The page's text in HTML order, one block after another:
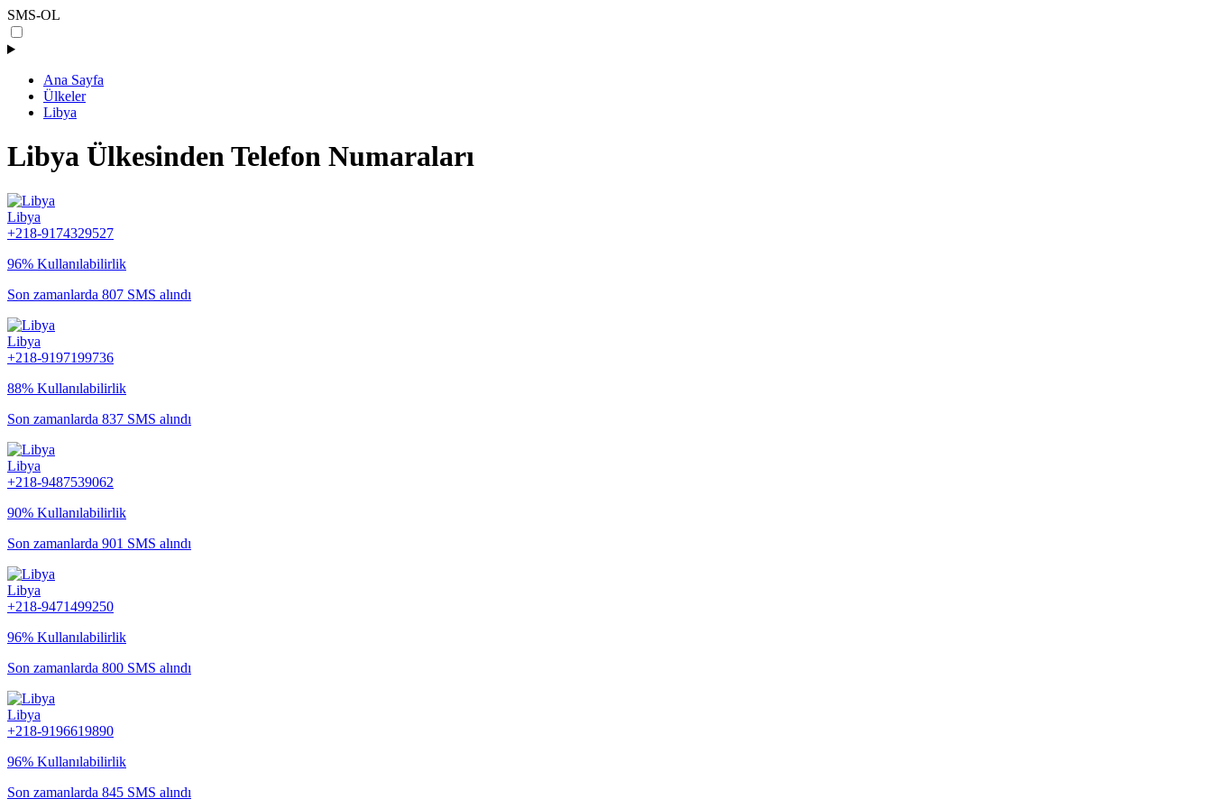
SMS-OL
Ana Sayfa
Ülkeler
Libya
Libya Ülkesinden Telefon Numaraları
Libya
+218-9174329527
96% Kullanılabilirlik
Son zamanlarda 807 SMS alındı
Libya
+218-9197199736
88% Kullanılabilirlik
Son zamanlarda 837 SMS alındı
Libya
+218-9487539062
90% Kullanılabilirlik
Son zamanlarda 901 SMS alındı
Libya
+218-9471499250
96% Kullanılabilirlik
Son zamanlarda 800 SMS alındı
Libya
+218-9196619890
96% Kullanılabilirlik
Son zamanlarda 845 SMS alındı